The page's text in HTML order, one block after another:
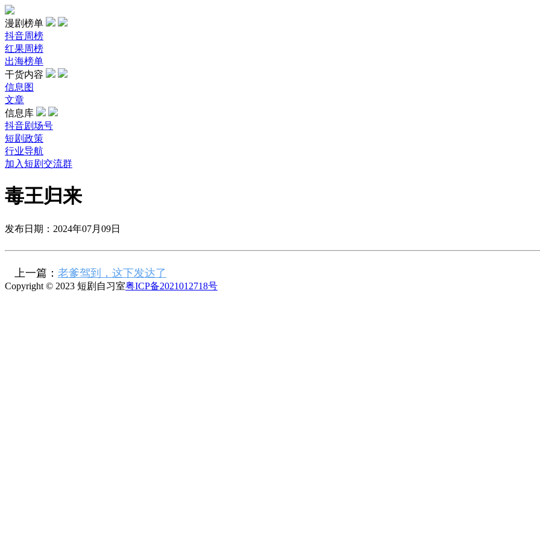
漫剧榜单
抖音周榜
红果周榜
出海榜单
干货内容
信息图
文章
信息库
抖音剧场号
短剧政策
行业导航
加入短剧交流群
毒王归来
发布日期：2024年07月09日
上一篇： 老爹驾到，这下发达了
Copyright © 2023 短剧自习室粤ICP备2021012718号